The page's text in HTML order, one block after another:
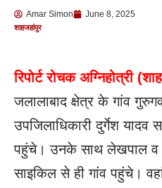
प्रीति जिंटा का भव्य
मतदान बहिष्कार की
बैंक मैनेजर की सड़क
में एमएलसी अंगद
Amar Simon June 8, 2025
शाहजहांपुर
रिपोर्ट रोचक अग्निहोत्री
जलालाबाद क्षेत्र के गांव
उपजिलाधिकारी दुर्गेश यादव
पहुंचे। उनके साथ लेखपाल व
साइकिल से ही गांव पहुंचे।